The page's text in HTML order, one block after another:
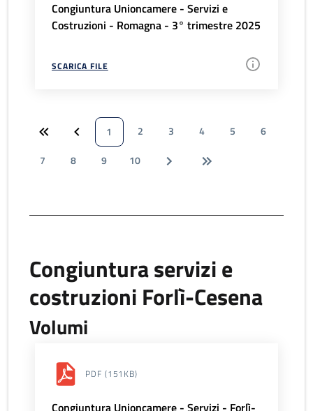
Congiuntura Unioncamere - Servizi e
Costruzioni - Romagna - 3° trimestre 2025
SCARICA FILE
1 2 3 4 5
6
7
8 9 10
Congiuntura servizi e
costruzioni Forlì-Cesena
Volumi
PDF (151KB)